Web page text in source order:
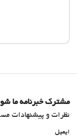
مشترک خبرنامه ما
نظرات و پیشنهادات
ایمیل